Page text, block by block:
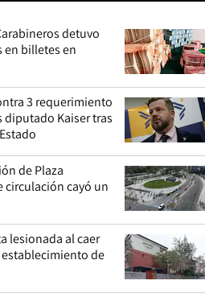
detuvo
en billetes en
3 requerimiento
Kaiser tras
de Plaza
circulación cayó un
lesionada al caer
de